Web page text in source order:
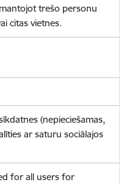
trešo personu
citas vietnes.
(nepieciešamas,
ar saturu sociālajos
for all users for